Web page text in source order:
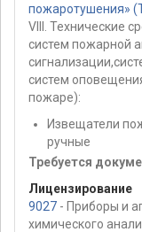
пожаротушения»
VIII. Технические
систем пожарной
систем
пожаре):
Извещатели
ручные
Требуется
Лицензирование
9027 - Приборы и
химического